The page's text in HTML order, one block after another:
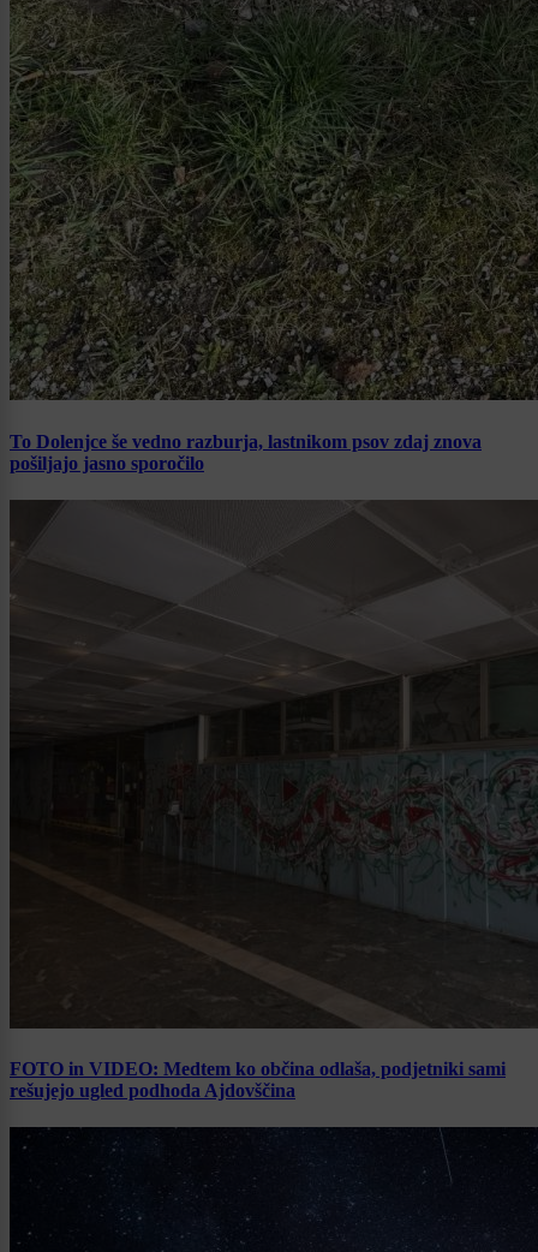
To Dolenjce še vedno razburja, lastnikom psov zdaj znova
pošiljajo jasno sporočilo
FOTO in VIDEO: Medtem ko občina odlaša, podjetniki sami
rešujejo ugled podhoda Ajdovščina